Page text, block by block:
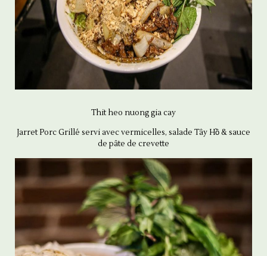
Thit heo nuong gia cay
Jarret Porc Grillé servi avec vermicelles, salade Tây Hồ & sauce
de pâte de crevette